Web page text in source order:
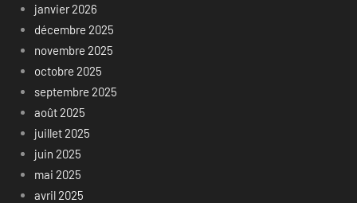
janvier 2026
décembre 2025
novembre 2025
octobre 2025
septembre 2025
août 2025
juillet 2025
juin 2025
mai 2025
avril 2025